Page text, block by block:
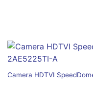
Camera HDTVI